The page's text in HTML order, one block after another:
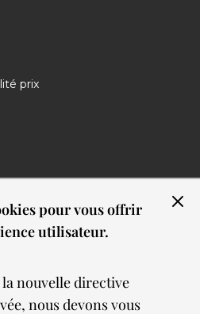
pour vous offrir
utilisateur.
nouvelle directive
nous devons vous
prix